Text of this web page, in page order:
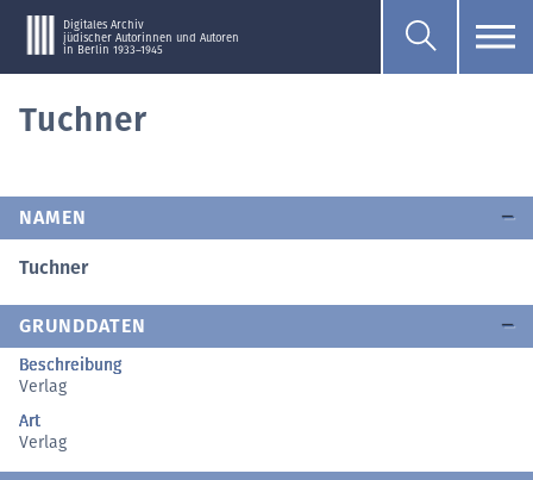
Digitales Archiv
jüdischer Autorinnen und Autoren
in Berlin 1933–1945
Tuchner
NAMEN
Tuchner
GRUNDDATEN
Beschreibung
Verlag
Art
Verlag